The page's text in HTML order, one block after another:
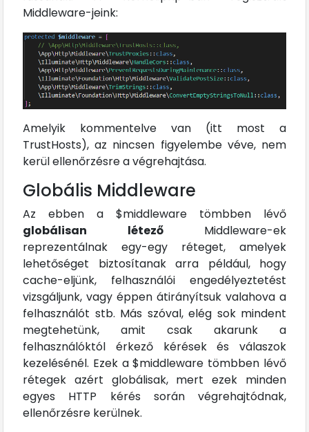
Middleware-jeink:
Amelyik kommentelve van (itt most a
TrustHosts), az nincsen figyelembe véve, nem
kerül ellenőrzésre a végrehajtása.
Globális Middleware
Az ebben a $middleware tömbben lévő
globálisan létezőMiddleware-ek
reprezentálnak egy-egy réteget, amelyek
lehetőséget biztosítanak arra például, hogy
cache-eljünk, felhasználói engedélyeztetést
vizsgáljunk, vagy éppen átirányítsuk valahova a
felhasználót stb. Más szóval, elég sok mindent
megtehetünk, amit csak akarunk a
felhasználóktól érkező kérések és válaszok
kezelésénél. Ezek a $middleware tömbben lévő
rétegek azért globálisak, mert ezek minden
egyes HTTP kérés során végrehajtódnak,
ellenőrzésre kerülnek.